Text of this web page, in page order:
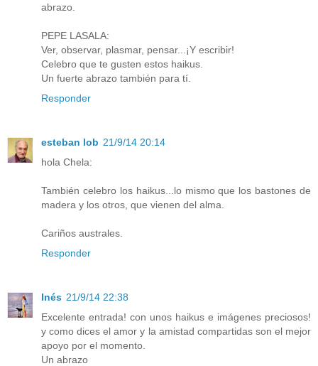
abrazo.
PEPE LASALA:
Ver, observar, plasmar, pensar...¡Y escribir!
Celebro que te gusten estos haikus.
Un fuerte abrazo también para tí.
Responder
esteban lob 21/9/14 20:14
hola Chela:
También celebro los haikus...lo mismo que los bastones de
madera y los otros, que vienen del alma.
Cariños australes.
Responder
Inés 21/9/14 22:38
Excelente entrada! con unos haikus e imágenes preciosos!
y como dices el amor y la amistad compartidas son el mejor
apoyo por el momento.
Un abrazo